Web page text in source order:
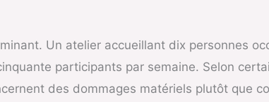
Un atelier accueillant dix personnes
participants par semaine. Selon
des dommages matériels plutôt que